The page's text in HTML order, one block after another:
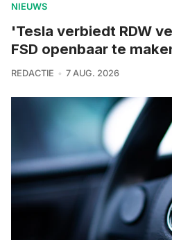
NIEUWS
'Tesla verbiedt RDW
FSD openbaar te
REDACTIE 7 AUG. 2026